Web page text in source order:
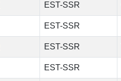
EST-SSR
EST-SSR
EST-SSR
EST-SSR